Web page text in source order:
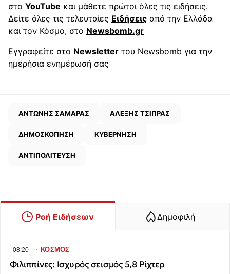
στο YouTube και μάθετε πρώτοι όλες τις ειδήσεις.
Δείτε όλες τις τελευταίες Ειδήσεις από την Ελλάδα
και τον Κόσμο, στο Newsbomb.gr
Εγγραφείτε στο Newsletter του Newsbomb για την
ημερήσια ενημέρωσή σας
ΑΝΤΩΝΗΣ ΣΑΜΑΡΑΣ ΑΛΕΞΗΣ ΤΣΙΠΡΑΣ
ΔΗΜΟΣΚΟΠΗΣΗ ΚΥΒΕΡΝΗΣΗ
ΑΝΤΙΠΟΛΙΤΕΥΣΗ
Ροή Ειδήσεων Δημοφιλή
08:20 ∙ΚΟΣΜΟΣ
Φιλιππίνες: Ισχυρός σεισμός 5,8 Ρίχτερ